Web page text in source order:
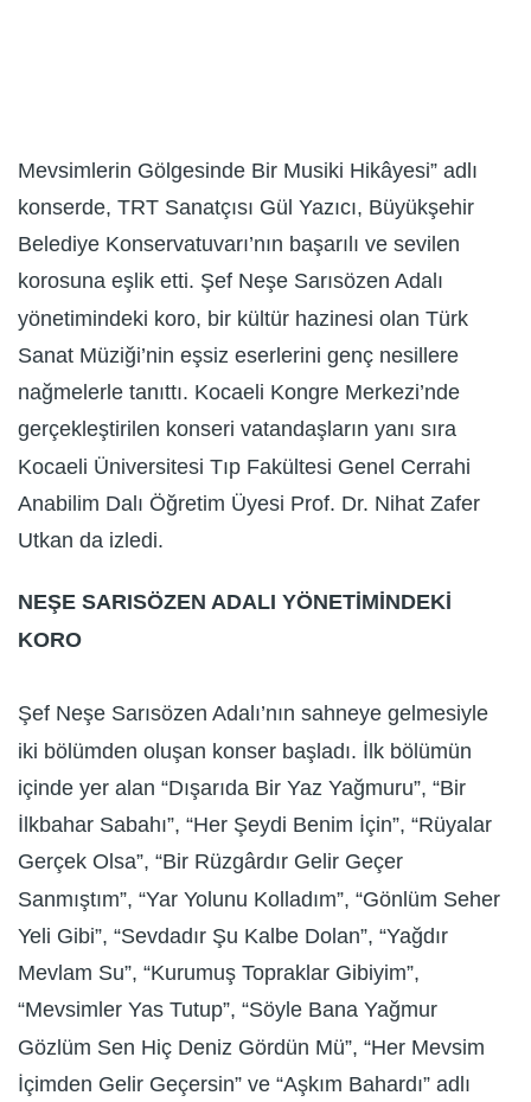
Mevsimlerin Gölgesinde Bir Musiki Hikâyesi” adlı
konserde, TRT Sanatçısı Gül Yazıcı, Büyükşehir
Belediye Konservatuvarı’nın başarılı ve sevilen
korosuna eşlik etti. Şef Neşe Sarısözen Adalı
yönetimindeki koro, bir kültür hazinesi olan Türk
Sanat Müziği’nin eşsiz eserlerini genç nesillere
nağmelerle tanıttı. Kocaeli Kongre Merkezi’nde
gerçekleştirilen konseri vatandaşların yanı sıra
Kocaeli Üniversitesi Tıp Fakültesi Genel Cerrahi
Anabilim Dalı Öğretim Üyesi Prof. Dr. Nihat Zafer
Utkan da izledi.
NEŞE SARISÖZEN ADALI YÖNETİMİNDEKİ
KORO
Şef Neşe Sarısözen Adalı’nın sahneye gelmesiyle
iki bölümden oluşan konser başladı. İlk bölümün
içinde yer alan “Dışarıda Bir Yaz Yağmuru”, “Bir
İlkbahar Sabahı”, “Her Şeydi Benim İçin”, “Rüyalar
Gerçek Olsa”, “Bir Rüzgârdır Gelir Geçer
Sanmıştım”, “Yar Yolunu Kolladım”, “Gönlüm Seher
Yeli Gibi”, “Sevdadır Şu Kalbe Dolan”, “Yağdır
Mevlam Su”, “Kurumuş Topraklar Gibiyim”,
“Mevsimler Yas Tutup”, “Söyle Bana Yağmur
Gözlüm Sen Hiç Deniz Gördün Mü”, “Her Mevsim
İçimden Gelir Geçersin” ve “Aşkım Bahardı” adlı